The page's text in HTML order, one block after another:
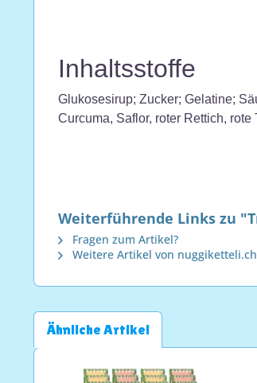
Inhaltsstoffe
Glukosesirup; Zucker; Gelatine;
Curcuma, Saflor, roter Rettich,
Weiterführende Links zu
Fragen zum Artikel?
Weitere Artikel von nuggiketteli.ch
Ähnliche Artikel